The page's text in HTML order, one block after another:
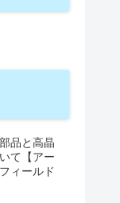
品と高晶
て【アー
ィールド